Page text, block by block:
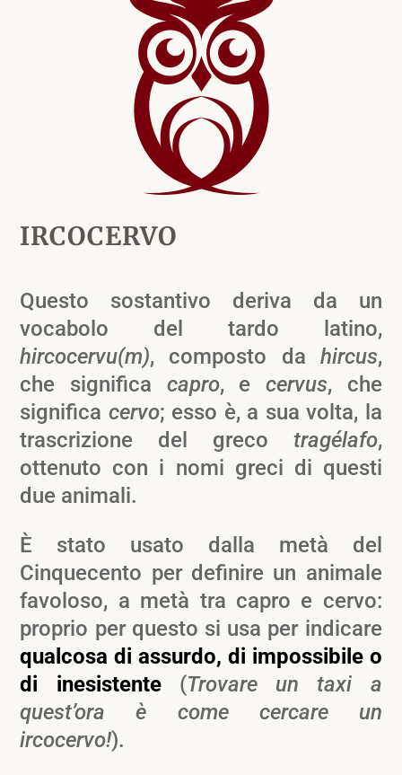
IRCOCERVO
Questo sostantivo deriva da un
vocabolo del tardo latino,
hircocervu(m), composto da hircus,
che significa capro, e cervus, che
significa cervo; esso è, a sua volta, la
trascrizione del greco tragélafo,
ottenuto con i nomi greci di questi
due animali.
È stato usato dalla metà del
Cinquecento per definire un animale
favoloso, a metà tra capro e cervo:
proprio per questo si usa per indicare
qualcosa di assurdo, di impossibile o
di inesistente(Trovare un taxi a
quest’ora è come cercare un
ircocervo!).